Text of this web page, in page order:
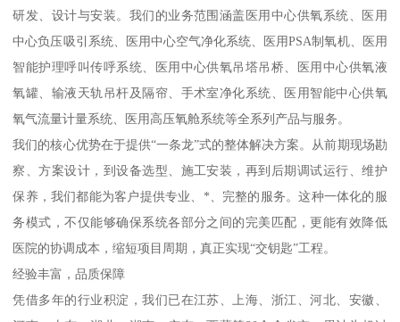
研发、设计与安装。我们的业务范围涵盖医用中心供氧系统、医用
中心负压吸引系统、医用中心空气净化系统、医用PSA制氧机、医用
智能护理呼叫传呼系统、医用中心供氧吊塔吊桥、医用中心供氧液
氧罐、输液天轨吊杆及隔帘、手术室净化系统、医用智能中心供氧
氧气流量计量系统、医用高压氧舱系统等全系列产品与服务。
我们的核心优势在于提供“一条龙”式的整体解决方案。从前期现场勘
察、方案设计，到设备选型、施工安装，再到后期调试运行、维护
保养，我们都能为客户提供专业、*、完整的服务。这种一体化的服
务模式，不仅能够确保系统各部分之间的完美匹配，更能有效降低
医院的协调成本，缩短项目周期，真正实现“交钥匙”工程。
经验丰富，品质保障
凭借多年的行业积淀，我们已在江苏、上海、浙江、河北、安徽、